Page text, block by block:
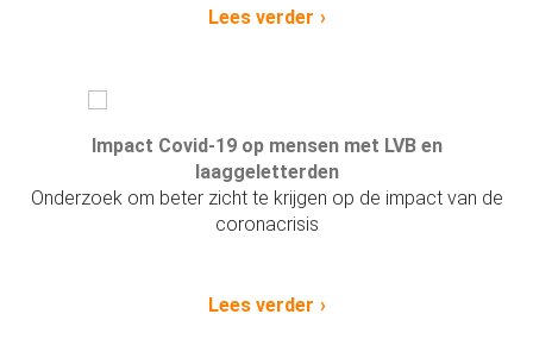
Lees verder
Impact Covid-19 op mensen met LVB en
laaggeletterden
Onderzoek om beter zicht te krijgen op de impact van de
coronacrisis
Lees verder